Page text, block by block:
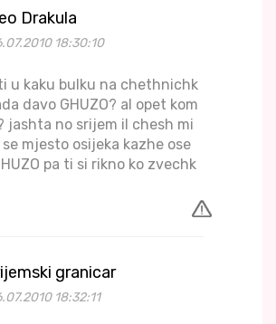
Drakula
18:30:10
u kaku bulku na chethnichk
davo GHUZO? al opet kom
jashta no srijem il chesh mi
mjesto osijeka kazhe ose
pa ti si rikno ko zvechk
granicar
18:32:11